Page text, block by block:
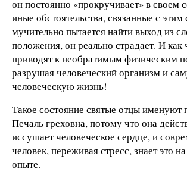
он постоянно «прокручивает» в своем
иные обстоятельства, связанные с
мучительно пытается найти выход из
положения, он реально страдает. И как
приводят к необратимым физическим
разрушая человеческий организм и
человеческую жизнь!
Такое состояние святые отцы именуют
Печаль греховна, потому что она
иссушает человеческое сердце, и
человек, переживая стресс, знает это
опыте.